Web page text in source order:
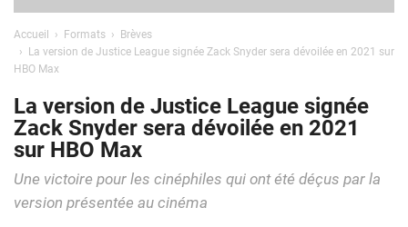
Accueil Formats
Brèves
La version de Justice League signée Zack Snyder sera dévoilée en 2021 sur
HBO Max
La version de Justice League signée
Zack Snyder sera dévoilée en 2021
sur HBO Max
Une victoire pour les cinéphiles qui ont été déçus par la
version présentée au cinéma